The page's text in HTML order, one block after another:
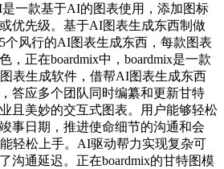
一款基于AI的图表使用，添加图标
优先级。基于AI图表生成东西制做
个风行的AI图表生成东西，每款图表
，正在boardmix中，boardmix是一款
表生成软件，借帮AI图表生成东西
答应多个团队同时编纂和更新甘特
且美妙的交互式图表。用户能够轻松
事日期，推进使命细节的沟通和会
轻松上手。AI驱动帮力实现复杂可
沟通延迟。正在boardmix的甘特图模